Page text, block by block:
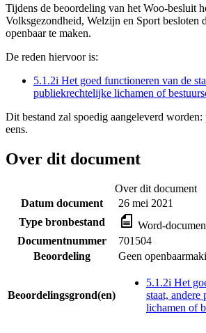
Tijdens de beoordeling van het Woo-besluit
Volksgezondheid, Welzijn en Sport besloten
openbaar te maken.
De reden hiervoor is:
5.1.2i Het goed functioneren van de
publiekrechtelijke lichamen of
Dit bestand zal spoedig aangeleverd
eens.
Over dit document
Over dit document
Datum document
26 mei 2021
Type bronbestand
Word-
Documentnummer
701504
Beoordeling
Geen
Beoordelingsgrond(en)
5.1.2i Het
staat,
lichamen of